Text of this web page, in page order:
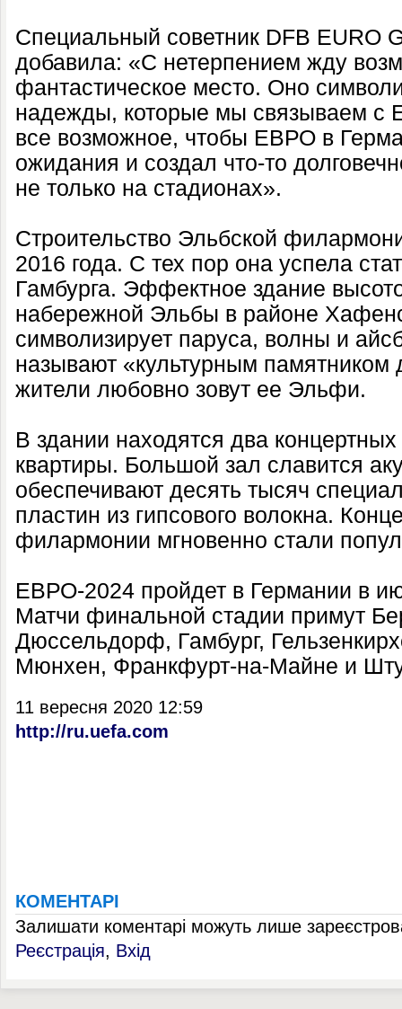
Специальный советник DFB EURO
добавила: «С нетерпением жду
фантастическое место. Оно
надежды, которые мы связываем
все возможное, чтобы ЕВРО в
ожидания и создал что-то
не только на стадионах».
Строительство Эльбской
2016 года. С тех пор она успела
Гамбурга. Эффектное здание
набережной Эльбы в районе
символизирует паруса, волны и
называют «культурным
жители любовно зовут ее Эльфи.
В здании находятся два
квартиры. Большой зал славится
обеспечивают десять тысяч
пластин из гипсового волокна.
филармонии мгновенно стали
ЕВРО-2024 пройдет в Германии в
Матчи финальной стадии примут
Дюссельдорф, Гамбург,
Мюнхен, Франкфурт-на-Майне и
11 вересня 2020 12:59
http://ru.uefa.com
КОМЕНТАРІ
Залишати коментарі можуть лише
Реєстрація, Вхід